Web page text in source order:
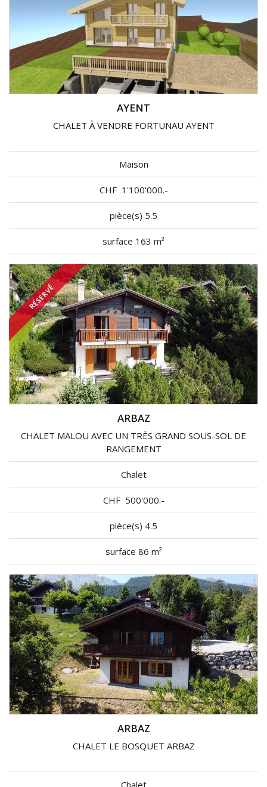
AYENT
CHALET À VENDRE FORTUNAU AYENT
Maison
CHF 1'100'000.-
pièce(s) 5.5
surface 163 m²
RÉSERVÉ
ARBAZ
CHALET MALOU AVEC UN TRÈS GRAND SOUS-SOL DE
RANGEMENT
Chalet
CHF 500'000.-
pièce(s) 4.5
surface 86 m²
ARBAZ
CHALET LE BOSQUET ARBAZ
Chalet